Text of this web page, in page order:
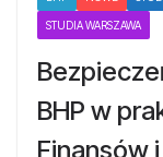
STUDIA WARSZAWA
BHP w
Finansów